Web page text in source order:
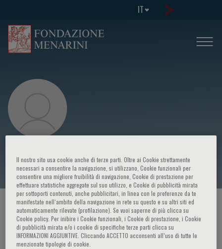
IT
M. Cottini
HOME PAGE / CORSI ED EVENTI / RELATORE
Il nostro sito usa cookie anche di terze parti. Oltre ai Cookie strettamente
necessari a consentire la navigazione, si utilizzano, Cookie funzionali per
consentire una migliore fruibilità di navigazione, Cookie di prestazione per
effettuare statistiche aggregate sul suo utilizzo, e Cookie di pubblicità mirata
per sottoporti contenuti, anche pubblicitari, in linea con le preferenze da te
manifestate nell‘ambito della navigazione in rete su questo e su altri siti ed
automaticamente rilevate (profilazione). Se vuoi saperne di più clicca su
Cookie policy. Per inibire i Cookie funzionali, i Cookie di prestazione, i Cookie
di pubblicità mirata e/o i cookie di specifiche terze parti clicca su
INFORMAZIONI AGGIUNTIVE. Cliccando ACCETTO acconsenti all’uso di tutte le
menzionate tipologie di cookie.